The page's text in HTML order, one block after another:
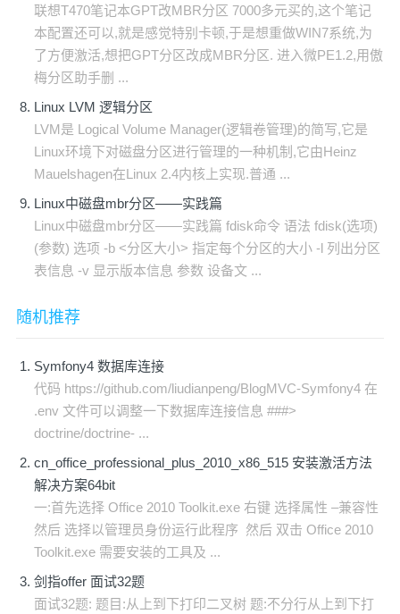
联想T470笔记本GPT改MBR分区 7000多元买的,这个笔记
本配置还可以,就是感觉特别卡顿,于是想重做WIN7系统,为
了方便激活,想把GPT分区改成MBR分区. 进入微PE1.2,用傲
梅分区助手删 ...
Linux LVM 逻辑分区
LVM是 Logical Volume Manager(逻辑卷管理)的简写,它是
Linux环境下对磁盘分区进行管理的一种机制,它由Heinz
Mauelshagen在Linux 2.4内核上实现.普通 ...
Linux中磁盘mbr分区——实践篇
Linux中磁盘mbr分区——实践篇 fdisk命令 语法 fdisk(选项)
(参数) 选项 -b <分区大小> 指定每个分区的大小 -l 列出分区
表信息 -v 显示版本信息 参数 设备文 ...
随机推荐
Symfony4 数据库连接
代码 https://github.com/liudianpeng/BlogMVC-Symfony4 在
.env 文件可以调整一下数据库连接信息 ###>
doctrine/doctrine- ...
cn_office_professional_plus_2010_x86_515 安装激活方法
解决方案64bit
一:首先选择 Office 2010 Toolkit.exe 右键 选择属性 –兼容性
然后 选择以管理员身份运行此程序 然后 双击 Office 2010
Toolkit.exe 需要安装的工具及 ...
剑指offer 面试32题
面试32题: 题目:从上到下打印二叉树 题:不分行从上到下打